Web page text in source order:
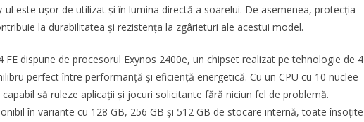
ul este ușor de utilizat și în lumina directă a soarelui. De asemenea, protecția
la durabilitatea și rezistența la zgârieturi ale acestui model.
FE dispune de procesorul Exynos 2400e, un chipset realizat pe tehnologie de 4
perfect între performanță și eficiență energetică. Cu un CPU cu 10 nuclee
să ruleze aplicații și jocuri solicitante fără niciun fel de problemă.
în variante cu 128 GB, 256 GB și 512 GB de stocare internă, toate însoțite